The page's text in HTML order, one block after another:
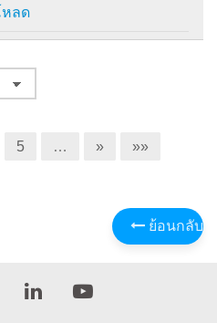
หลด
5 … » »»
ย้อนกลับ